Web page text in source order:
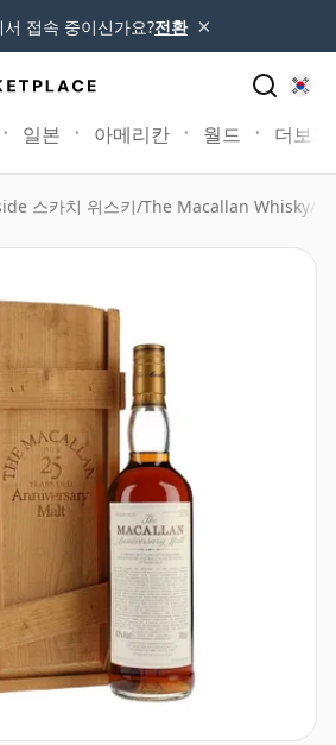
접속 중이신가요?전환 ×
일본 아메리칸 월드 더보기
스카치 위스키/The Macallan Whisky/